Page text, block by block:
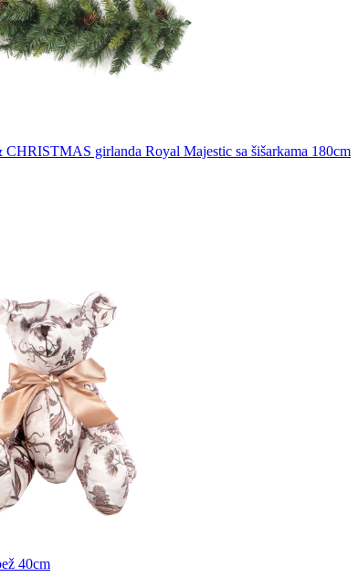
girlanda Royal Majestic sa šišarkama 180cm
40cm